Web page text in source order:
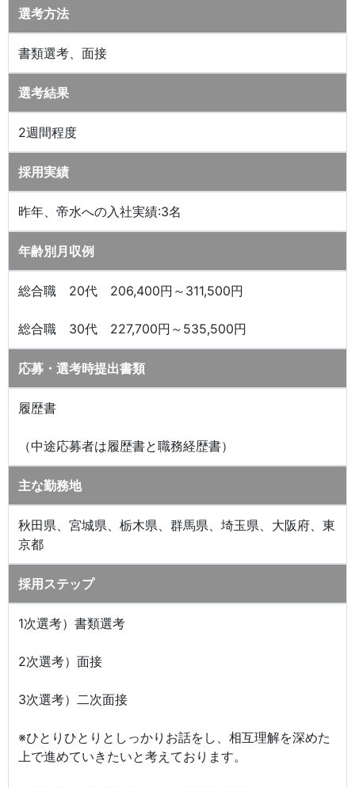
選考方法
書類選考、面接
選考結果
2週間程度
採用実績
昨年、帝水への入社実績:3名
年齢別月収例
総合職 20代 206,400円～311,500円
総合職 30代 227,700円～535,500円
応募・選考時提出書類
履歴書
（中途応募者は履歴書と職務経歴書）
主な勤務地
秋田県、宮城県、栃木県、群馬県、埼玉県、大阪府、東
京都
採用ステップ
1次選考）書類選考
2次選考）面接
3次選考）二次面接
※ひとりひとりとしっかりお話をし、相互理解を深めた
上で進めていきたいと考えております。